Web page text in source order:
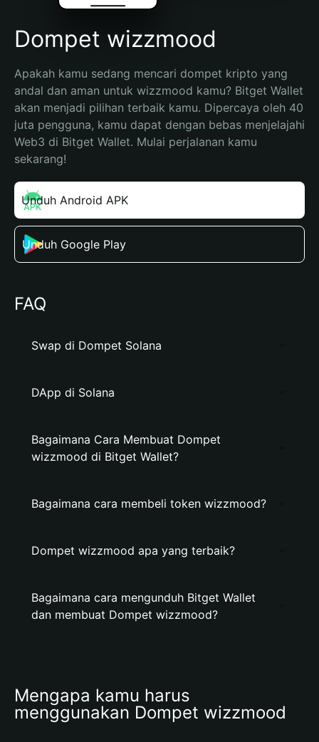
Dompet wizzmood
Apakah kamu sedang mencari dompet kripto yang
andal dan aman untuk wizzmood kamu? Bitget Wallet
akan menjadi pilihan terbaik kamu. Dipercaya oleh 40
juta pengguna, kamu dapat dengan bebas menjelajahi
Web3 di Bitget Wallet. Mulai perjalanan kamu
sekarang!
Unduh Android APK
Unduh Google Play
FAQ
Swap di Dompet Solana
DApp di Solana
Bagaimana Cara Membuat Dompet
wizzmood di Bitget Wallet?
Bagaimana cara membeli token wizzmood?
Dompet wizzmood apa yang terbaik?
Bagaimana cara mengunduh Bitget Wallet
dan membuat Dompet wizzmood?
Mengapa kamu harus
menggunakan Dompet wizzmood